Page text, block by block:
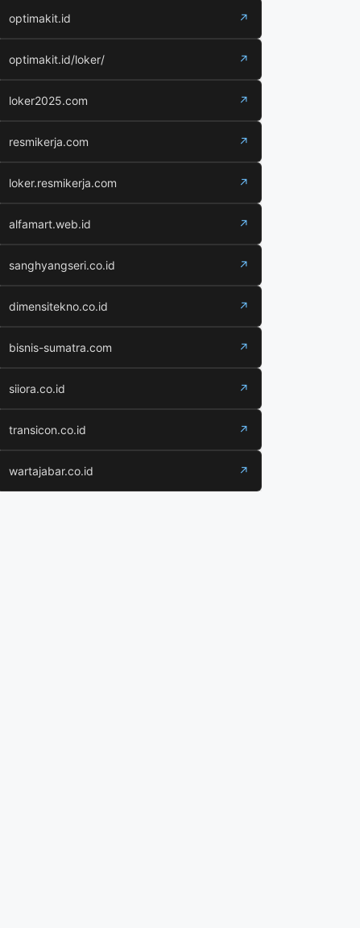
optimakit.id ↗
optimakit.id/loker/ ↗
loker2025.com ↗
resmikerja.com ↗
loker.resmikerja.com ↗
alfamart.web.id ↗
sanghyangseri.co.id ↗
dimensitekno.co.id ↗
bisnis-sumatra.com ↗
siiora.co.id ↗
transicon.co.id ↗
wartajabar.co.id ↗